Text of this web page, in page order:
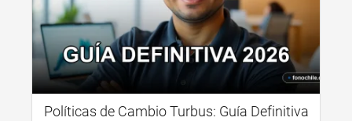
Políticas de Cambio Turbus: Guía Definitiva